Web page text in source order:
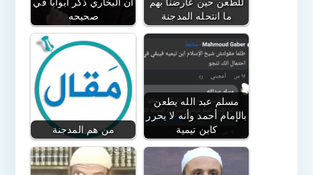
صحيحه
ما انتحله المدجنة
من هم المدجنة
مسلم عبد الله يطعن
بالإمام أحمد وأنه لا يحرر
كابن تيمية